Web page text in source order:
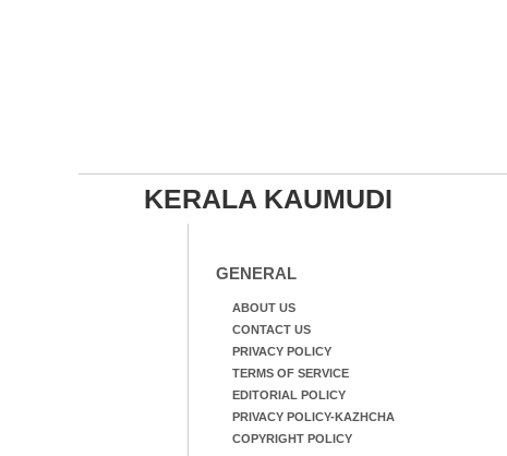
KERALA KAUMUDI
GENERAL
ABOUT US
CONTACT US
PRIVACY POLICY
TERMS OF SERVICE
EDITORIAL POLICY
PRIVACY POLICY-KAZHCHA
COPYRIGHT POLICY